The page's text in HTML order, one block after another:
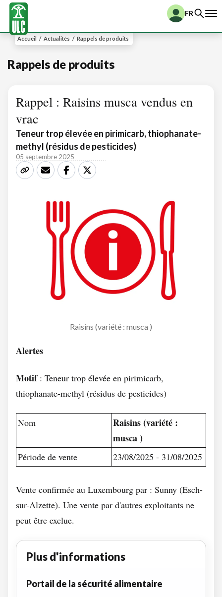
FR
Accueil / Actualités / Rappels de produits
Rappels de produits
Rappel : Raisins musca vendus en
vrac
Teneur trop élevée en pirimicarb, thiophanate-
methyl (résidus de pesticides)
05 septembre 2025
Raisins (variété : musca )
Alertes
Motif : Teneur trop élevée en pirimicarb,
thiophanate-methyl (résidus de pesticides)
Nom
Raisins (variété :
musca )
Période de vente 23/08/2025 - 31/08/2025
Vente confirmée au Luxembourg par : Sunny (Esch-
sur-Alzette). Une vente par d'autres exploitants ne
peut être exclue.
Plus d'informations
Portail de la sécurité alimentaire